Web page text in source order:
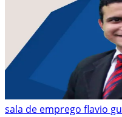
sala de emprego flavio